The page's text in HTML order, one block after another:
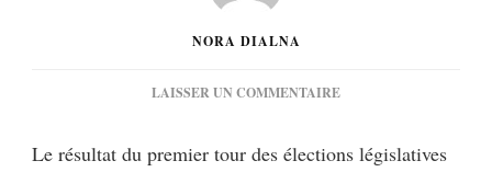
NORA DIALNA
LAISSER UN COMMENTAIRESUR
LAMAR
Le résultat du premier tour des élections législatives